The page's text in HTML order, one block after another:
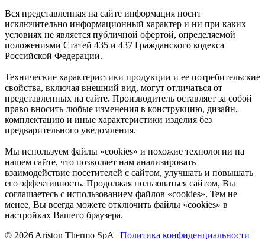
Вся представленная на сайте информация носит
исключительно информационный характер и ни при каких
условиях не является публичной офертой, определяемой
положениями Статей 435 и 437 Гражданского кодекса
Российской Федерации.
Технические характеристики продукции и ее потребительские
свойства, включая внешний вид, могут отличаться от
представленных на сайте. Производитель оставляет за собой
право вносить любые изменения в конструкцию, дизайн,
комплектацию и иные характеристики изделия без
предварительного уведомления.
Мы используем файлы «cookies» и похожие технологии на
нашем сайте, что позволяет нам анализировать
взаимодействие посетителей с сайтом, улучшать и повышать
его эффективность. Продолжая пользоваться сайтом, Вы
соглашаетесь с использованием файлов «cookies». Тем не
менее, Вы всегда можете отключить файлы «cookies» в
настройках Вашего браузера.
© 2026 Ariston Thermo SpA | Политика конфиденциальности |